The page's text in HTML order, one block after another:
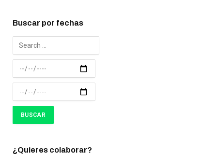
Buscar por fechas
¿Quieres colaborar?